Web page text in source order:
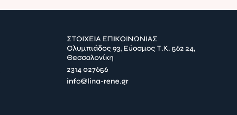
ΣΤΟΙΧΕΙΑ ΕΠΙΚΟΙΝΩΝΙΑΣ
Ολυμπιάδος 93, Εύοσμος Τ.Κ. 562 24,
Θεσσαλονίκη
2314 027656
info@lina-rene.gr